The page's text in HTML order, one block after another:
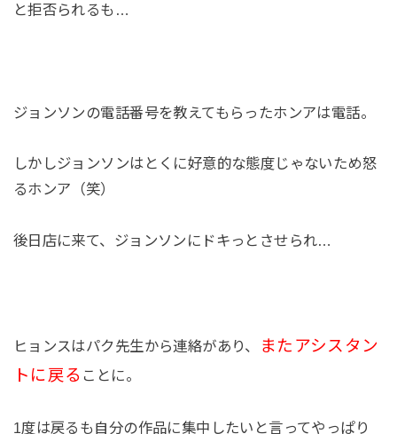
と拒否られるも…
ジョンソンの電話番号を教えてもらったホンアは電話。
しかしジョンソンはとくに好意的な態度じゃないため怒
るホンア（笑）
後日店に来て、ジョンソンにドキっとさせられ…
ヒョンスはパク先生から連絡があり、
またアシスタン
トに戻る ことに。
1度は戻るも自分の作品に集中したいと言ってやっぱり